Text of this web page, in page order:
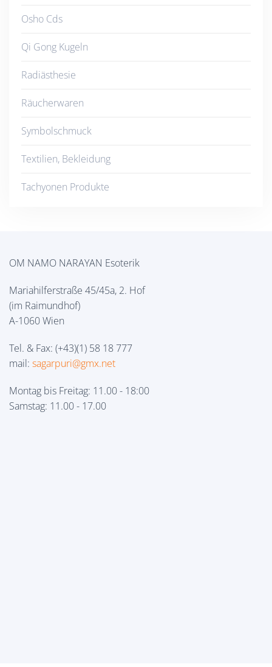
Osho Cds
Qi Gong Kugeln
Radiästhesie
Räucherwaren
Symbolschmuck
Textilien, Bekleidung
Tachyonen Produkte
OM NAMO NARAYAN Esoterik
Mariahilferstraße 45/45a, 2. Hof
(im Raimundhof)
A-1060 Wien
Tel. & Fax: (+43)(1) 58 18 777
mail: sagarpuri@gmx.net
Montag bis Freitag: 11.00 - 18:00
Samstag: 11.00 - 17.00